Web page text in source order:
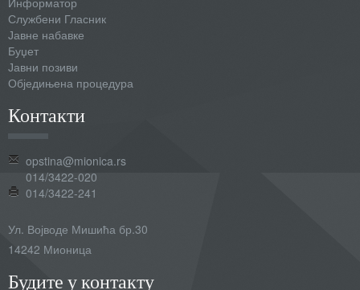
Службени Гласник
Јавне набавке
Буџет
Јавни позиви
Обједињена процедура
Контакти
opstina@mionica.rs
014/3422-020
014/3422-241
Ул. Војводе Мишића бр.30
14242 Мионица
Будите у контакту